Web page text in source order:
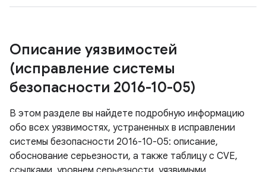
Описание уязвимостей
(исправление системы
безопасности 2016-10-05)
В этом разделе вы найдете подробную информацию
обо всех уязвимостях, устраненных в исправлении
системы безопасности 2016-10-05: описание,
обоснование серьезности, а также таблицу с CVE,